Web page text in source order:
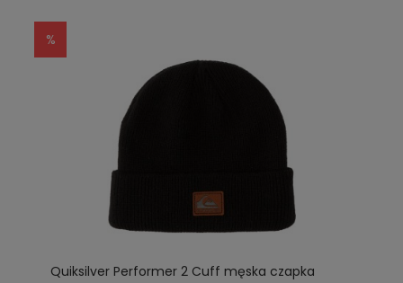
Quiksilver Performer 2 Cuff męska czapka